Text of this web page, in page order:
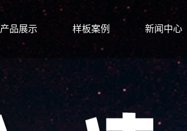
产品展示 样板案例 新闻中心